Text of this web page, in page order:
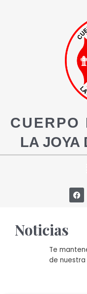
CUERPO
LA JOYA
Noticias
Te
de